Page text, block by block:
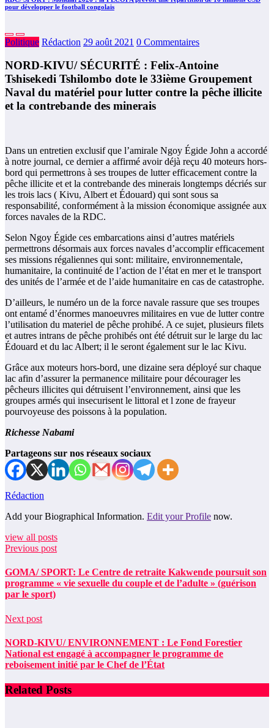
pour développer le football congolais
Politique Rédaction 29 août 2021 0 Commentaires
NORD-KIVU/ SÉCURITÉ : Felix-Antoine
Tshisekedi Tshilombo dote le 33ième Groupement
Naval du matériel pour lutter contre la pêche illicite
et la contrebande des minerais
Dans un entretien exclusif que l’amirale Ngoy Égide John a accordé
à notre journal, ce dernier a affirmé avoir déjà reçu 40 moteurs hors-
bord qui permettrons à ses troupes de lutter efficacement contre la
pêche illicite et et la contrebande des minerais longtemps décriés sur
les trois lacs ( Kivu, Albert et Édouard) qui sont sous sa
responsabilité, conformément à la mission économique assignée aux
forces navales de la RDC.
Selon Ngoy Égide ces embarcations ainsi d’autres matériels
permettrons désormais aux forces navales d’accomplir efficacement
ses missions régaliennes qui sont: militaire, environnementale,
humanitaire, la continuité de l’action de l’état en mer et le transport
des unités de l’armée et de l’aide humanitaire en cas de catastrophe.
D’ailleurs, le numéro un de la force navale rassure que ses troupes
ont entamé d’énormes manoeuvres militaires en vue de lutter contre
l’utilisation du materiel de pêche prohibé. A ce sujet, plusieurs filets
et autres intrans de pêche prohibés ont été détruit sur le large du lac
Édouard et du lac Albert; il le seront également sur le lac Kivu.
Grâce aux moteurs hors-bord, une dizaine sera déployé sur chaque
lac afin d’assurer la permanence militaire pour décourager les
pêcheurs illicites qui détruisent l’environnement, ainsi que les
groupes armés qui insecurisent le littoral et l zone de frayeur
pourvoyeuse des poissons à la population.
Richesse Nabami
Partageons sur nos réseaux sociaux
Rédaction
Add your Biographical Information. Edit your Profile now.
view all posts
Previous post
GOMA/ SPORT: Le Centre de retraite Kakwende poursuit son
programme « vie sexuelle du couple et de l’adulte » (guérison
par le sport)
Next post
NORD-KIVU/ ENVIRONNEMENT : Le Fond Forestier
National est engagé à accompagner le programme de
reboisement initié par le Chef de l’État
Related Posts